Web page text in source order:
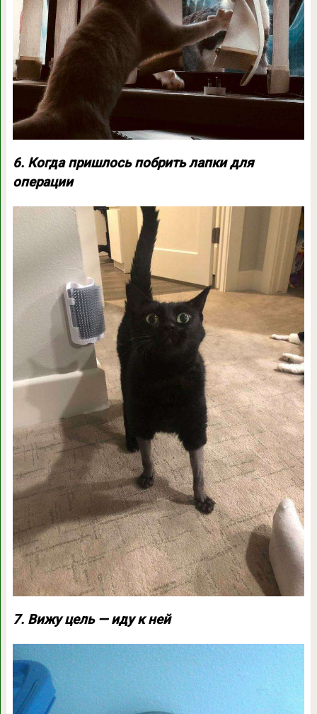
6. Когда пришлось побрить лапки для
операции
7. Вижу цель — иду к ней